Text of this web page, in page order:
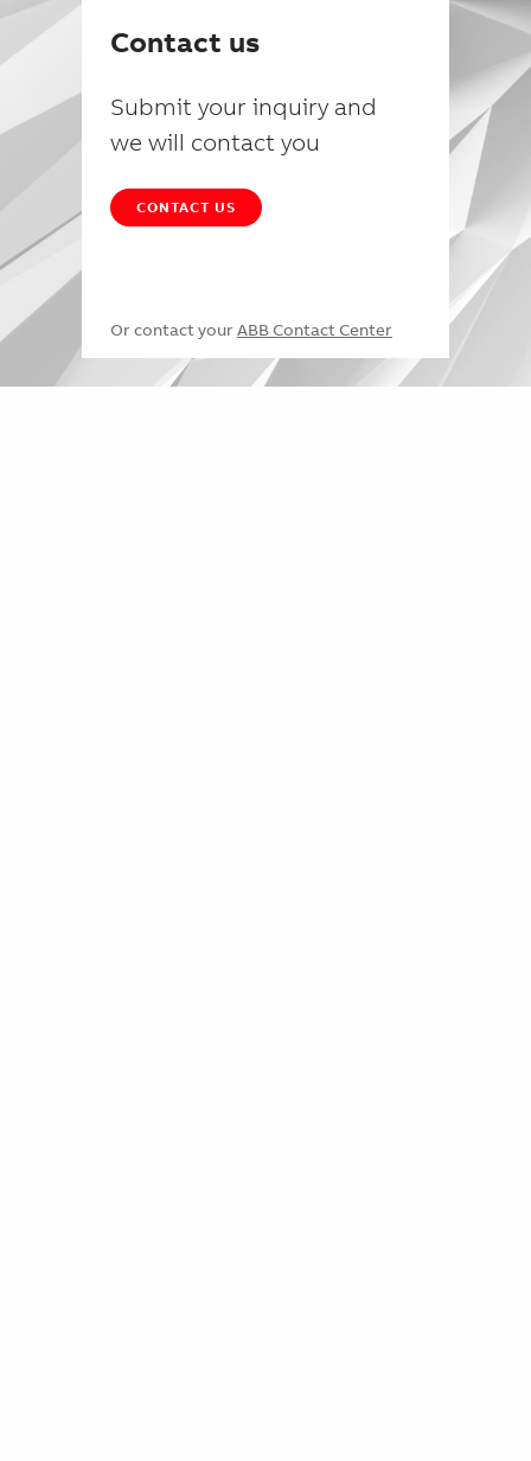
Contact us
Submit your inquiry and
we will contact you
CONTACT US
Or contact your ABB Contact Center